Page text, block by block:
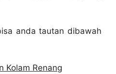
anda tautan dibawah
Kolam Renang